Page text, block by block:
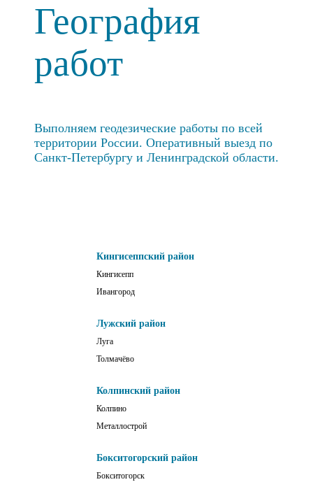
География
работ
Выполняем геодезические работы по всей
территории России. Оперативный выезд по
Санкт-Петербургу и Ленинградской области.
Кингисеппский район
Кингисепп
Ивангород
Лужский район
Луга
Толмачёво
Колпинский район
Колпино
Металлострой
Бокситогорский район
Бокситогорск